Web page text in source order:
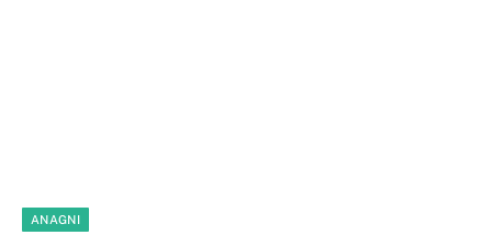
ANAGNI